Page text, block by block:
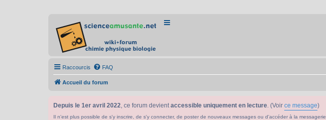
Raccourcis FAQ
Accueil du forum
Depuis le 1er avril 2022, ce forum devientaccessible uniquement en lecture. (Voir ce message)
Il n'est plus possible de s'y inscrire, de s'y connecter, de poster de nouveaux messages ou d'accéder à la